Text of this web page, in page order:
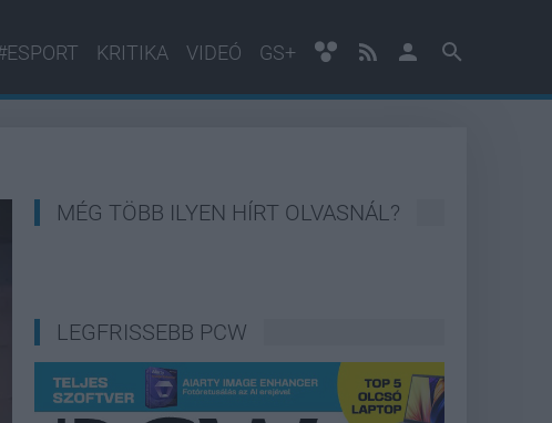
KRITIKA VIDEÓ GS+
MÉG TÖBB ILYEN HÍRT OLVASNÁL?
LEGFRISSEBB PCW